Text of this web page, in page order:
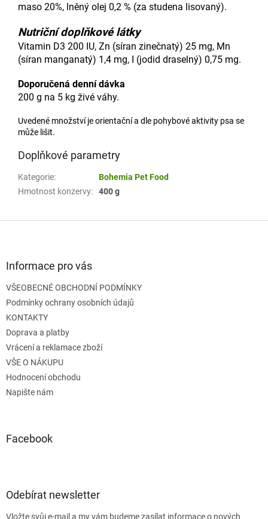
maso 20%, lněný olej 0,2 % (za studena lisovaný).
Nutriční doplňkové látky
Vitamin D3 200 IU, Zn (síran zinečnatý) 25 mg, Mn
(síran manganatý) 1,4 mg, I (jodid draselný) 0,75 mg.
Doporučená denní dávka
200 g na 5 kg živé váhy.
Uvedené množství je orientační a dle pohybové aktivity psa se
může lišit.
Doplňkové parametry
Kategorie:
Bohemia Pet Food
Hmotnost konzervy: 400 g
Informace pro vás
VŠEOBECNÉ OBCHODNÍ PODMÍNKY
Podmínky ochrany osobních údajů
KONTAKTY
Doprava a platby
Vrácení a reklamace zboží
VŠE O NÁKUPU
Hodnocení obchodu
Napište nám
Facebook
Odebírat newsletter
Vložte svůj e-mail a my vám budeme zasílat informace o nových